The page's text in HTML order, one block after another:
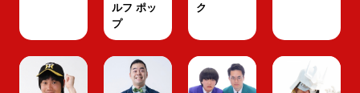
ルフ ポッ
プ
ク